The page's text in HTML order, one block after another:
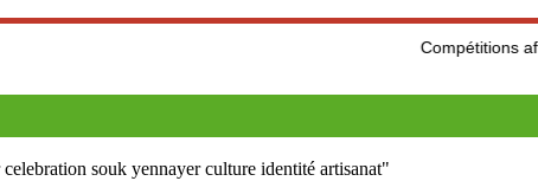
Compétitions africaines
souk yennayer culture identité artisanat"